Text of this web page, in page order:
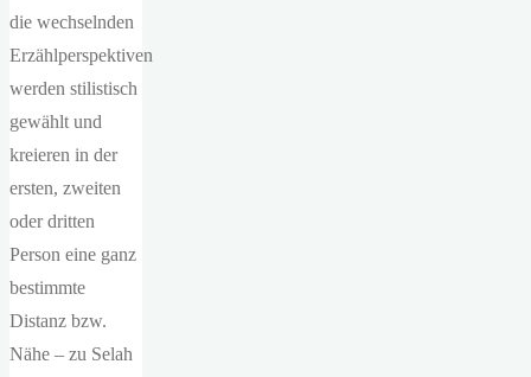
die wechselnden
Erzählperspektiven
werden stilistisch
gewählt und
kreieren in der
ersten, zweiten
oder dritten
Person eine ganz
bestimmte
Distanz bzw.
Nähe – zu Selah